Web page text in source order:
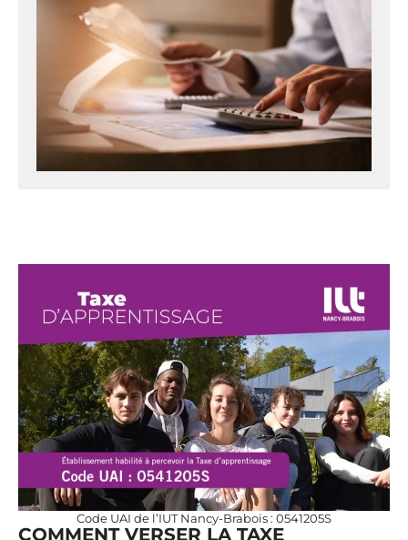
Code UAI de l’IUT Nancy-Brabois : 0541205S
COMMENT VERSER LA TAXE